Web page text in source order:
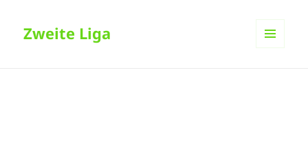
Zweite Liga